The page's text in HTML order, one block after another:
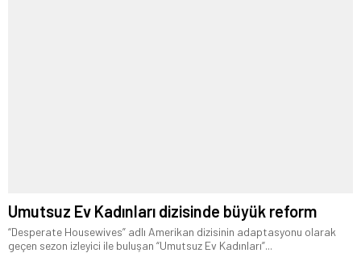
Umutsuz Ev Kadınları dizisinde büyük reform
“Desperate Housewives” adlı Amerikan dizisinin adaptasyonu olarak
geçen sezon izleyici ile buluşan “Umutsuz Ev Kadınları”...